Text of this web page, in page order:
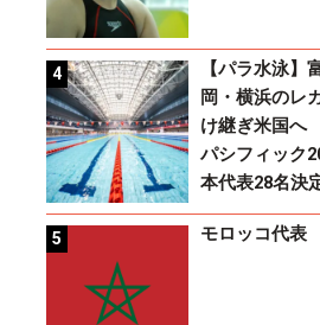
【パラ水泳】
岡・横浜のレ
け継ぎ米国
パシフィック
本代表28名決
モロッコ代表